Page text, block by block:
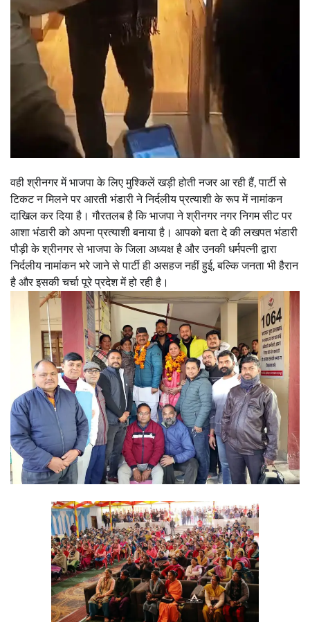
वही श्रीनगर में भाजपा के लिए मुश्किलें खड़ी होती नजर आ रही हैं, पार्टी से
टिकट न मिलने पर आरती भंडारी ने निर्दलीय प्रत्याशी के रूप में नामांकन
दाखिल कर दिया है। गौरतलब है कि भाजपा ने श्रीनगर नगर निगम सीट पर
आशा भंडारी को अपना प्रत्याशी बनाया है। आपको बता दे की लखपत भंडारी
पौड़ी के श्रीनगर से भाजपा के जिला अध्यक्ष है और उनकी धर्मपत्नी द्वारा
निर्दलीय नामांकन भरे जाने से पार्टी ही असहज नहीं हुई, बल्कि जनता भी हैरान
है और इसकी चर्चा पूरे प्रदेश में हो रही है।